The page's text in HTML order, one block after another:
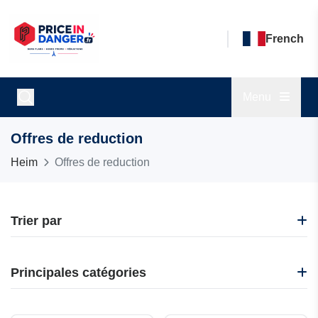
French
Offres de reduction
Heim Offres de reduction
Trier par
Populaire
Bon d'évènement
Principales catégories